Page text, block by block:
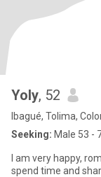
Yoly, 52
Ibagué, Tolima,
Seeking: Male 53 -
I am very happy,
spend time and